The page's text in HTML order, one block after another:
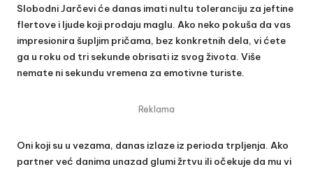
Slobodni Jarčevi će danas imati nultu toleranciju za jeftine
flertove i ljude koji prodaju maglu. Ako neko pokuša da vas
impresionira šupljim pričama, bez konkretnih dela, vi ćete
ga u roku od tri sekunde obrisati iz svog života. Više
nemate ni sekundu vremena za emotivne turiste.
Reklama
Oni koji su u vezama, danas izlaze iz perioda trpljenja. Ako
partner već danima unazad glumi žrtvu ili očekuje da mu vi